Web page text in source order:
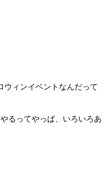
ウィンイベントなんだって
るってやっぱ、いろいろあ